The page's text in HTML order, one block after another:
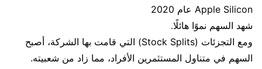
Apple Silicon عام 2020
شهد السهم نموًا هائلًا.
ومع التجزئات (Stock Splits) التي قامت بها الشركة، أصبح
السهم في متناول المستثمرين الأفراد، مما زاد من شعبيته.